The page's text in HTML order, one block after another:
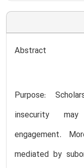
Abstract
Purpose:
insecurity
engagement.
mediated by